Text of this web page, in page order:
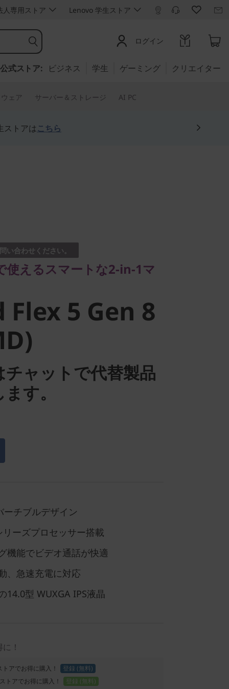
専用ストア Lenovo 学生ストア
ログイン
公式ストア: ビジネス 学生 ゲーミング クリエイター
ェア サーバー＆ストレージ AI PC
ストアはこちら
5 Gen
い合わせください。
使えるスマートな2-in-1マ
5 Gen 8
ャットで代替製品
す。
チブルデザイン
ーズプロセッサー搭載
機能でビデオ通話が快適
、急速充電に対応
14.0型 WUXGA IPS液晶
！
アでお得に購入！
登録 (無料)
トアでお得に購入！
登録 (無料)